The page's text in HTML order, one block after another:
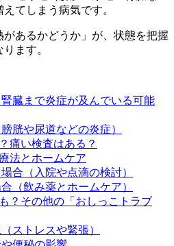
てしまう病気です。
あるかどうか」が、状態を把握
ます。
臓まで炎症が及んでいる可能
胱や尿道などの炎症）
痛い検査はある？
法とホームケア
合（入院や点滴の検討）
（飲み薬とホームケア）
？その他の「おしっこトラブ
ストレスや緊張）